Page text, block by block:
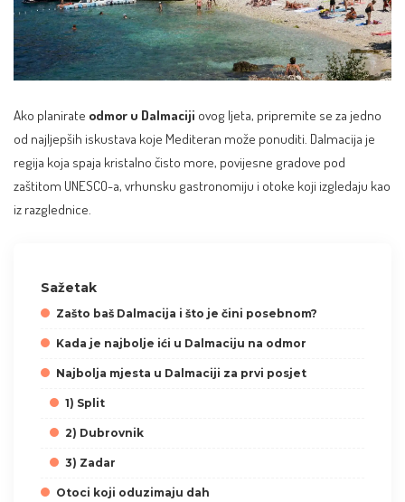
Ako planirate odmor u Dalmaciji ovog ljeta, pripremite se za jedno
od najljepših iskustava koje Mediteran može ponuditi. Dalmacija je
regija koja spaja kristalno čisto more, povijesne gradove pod
zaštitom UNESCO-a, vrhunsku gastronomiju i otoke koji izgledaju kao
iz razglednice.
Sažetak
Zašto baš Dalmacija i što je čini posebnom?
Kada je najbolje ići u Dalmaciju na odmor
Najbolja mjesta u Dalmaciji za prvi posjet
1) Split
2) Dubrovnik
3) Zadar
Otoci koji oduzimaju dah